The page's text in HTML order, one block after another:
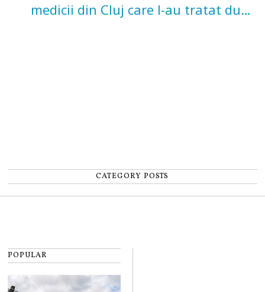
medicii din Cluj care l-au tratat după
CATEGORY POSTS
POPULAR